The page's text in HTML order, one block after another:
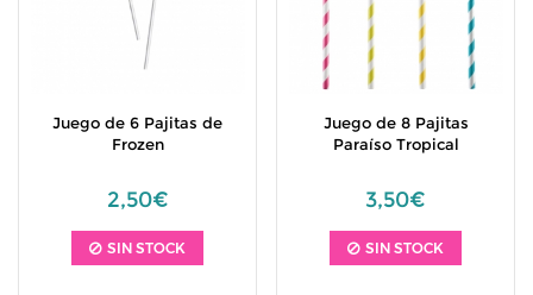
Juego de 6 Pajitas de
Frozen
2,50€
SIN STOCK
Juego de 8 Pajitas
Paraíso Tropical
3,50€
SIN STOCK